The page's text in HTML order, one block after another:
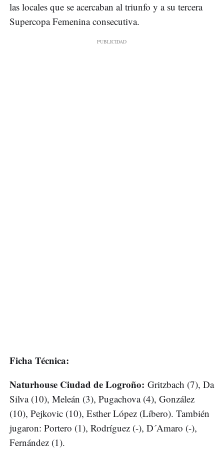
las locales que se acercaban al triunfo y a su tercera
Supercopa Femenina consecutiva.
Ficha Técnica:
Naturhouse Ciudad de Logroño: Gritzbach (7), Da
Silva (10), Meleán (3), Pugachova (4), González
(10), Pejkovic (10), Esther López (Líbero). También
jugaron: Portero (1), Rodríguez (-), D´Amaro (-),
Fernández (1).